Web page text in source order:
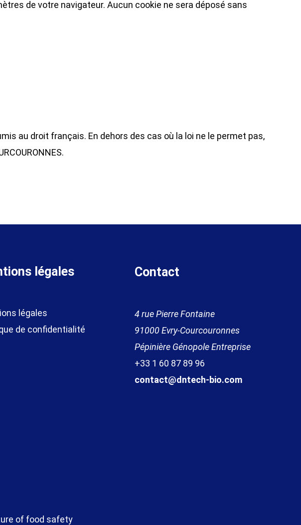
de votre navigateur. Aucun cookie ne sera déposé sans
au droit français. En dehors des cas où la loi ne le permet pas,
légales
légales
de confidentialité
Contact
4 rue Pierre Fontaine
91000 Evry-Courcouronnes
Pépinière Génopole Entreprise
+33 1 60 87 89 96
contact@dntech-bio.com
of food safety